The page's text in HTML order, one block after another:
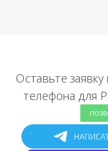
Оставьте
телефона для